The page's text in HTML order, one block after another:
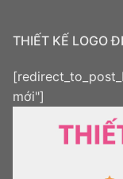
THIẾT KẾ LOGO
mới"]